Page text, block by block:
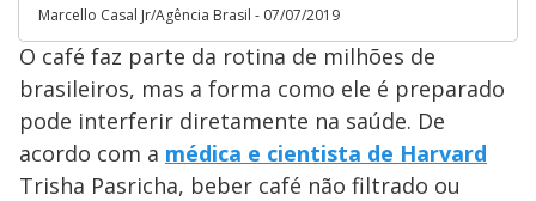
Marcello Casal Jr/Agência Brasil - 07/07/2019
O café faz parte da rotina de milhões de
brasileiros, mas a forma como ele é preparado
pode interferir diretamente na saúde. De
acordo com a médica e cientista de Harvard
Trisha Pasricha, beber café não filtrado ou